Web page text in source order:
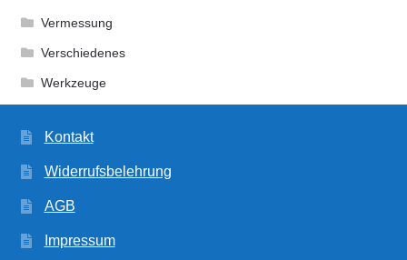
Vermessung
Verschiedenes
Werkzeuge
Kontakt
Widerrufsbelehrung
AGB
Impressum